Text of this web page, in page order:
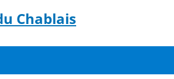
Chablais